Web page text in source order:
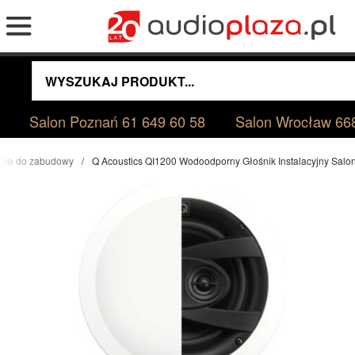
Salon Poznań61 649 60 58 Salon Wrocław
do zabudowy Q Acoustics QI1200 Wodoodporny Głośnik Instalacyjny